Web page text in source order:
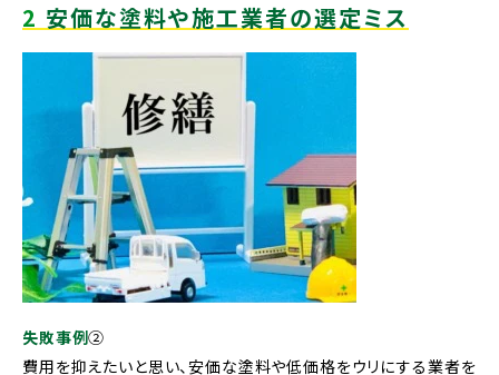
2 安価な塗料や施工業者の選定ミス
失敗事例➁
費用を抑えたいと思い、安価な塗料や低価格をウリにする業者を